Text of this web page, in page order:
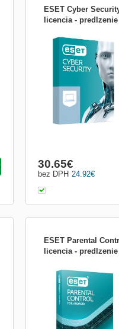
ESET Cyber
licencia - predlzenie
ESET Cyber Security je
ochrana pro Mac.
ohledem na nízké
jednoduché ovládání a
škodlivého kódu, která
bezpečnostní standardy.
osobních dat před
24.92€
bez DPH
30.65€
ESET Parental
licencia - predlzenie
Produkt ESET Parental
navrhnutý tak, aby
chrániť svoje deti online
mali bezpečnú a
používaní internetu.
poskytuje rôzne funkcie
pomáhajú rodičom